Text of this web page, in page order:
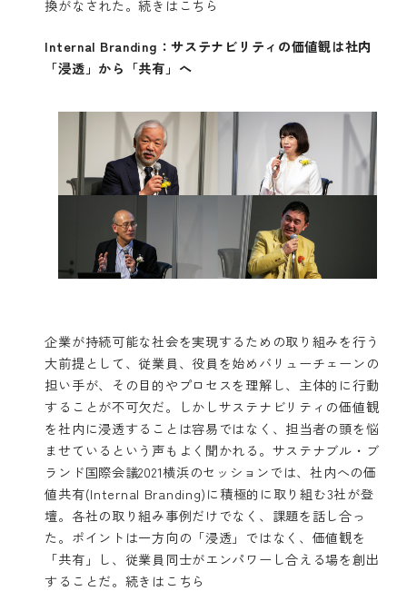
換がなされた。続きはこちら
Internal Branding：サステナビリティの価値観は社内
「浸透」から「共有」へ
企業が持続可能な社会を実現するための取り組みを行う
大前提として、従業員、役員を始めバリューチェーンの
担い手が、その目的やプロセスを理解し、主体的に行動
することが不可欠だ。しかしサステナビリティの価値観
を社内に浸透することは容易ではなく、担当者の頭を悩
ませているという声もよく聞かれる。サステナブル・ブ
ランド国際会議2021横浜のセッションでは、社内への価
値共有(Internal Branding)に積極的に取り組む3社が登
壇。各社の取り組み事例だけでなく、課題を話し合っ
た。ポイントは一方向の「浸透」ではなく、価値観を
「共有」し、従業員同士がエンパワーし合える場を創出
することだ。 続きはこちら